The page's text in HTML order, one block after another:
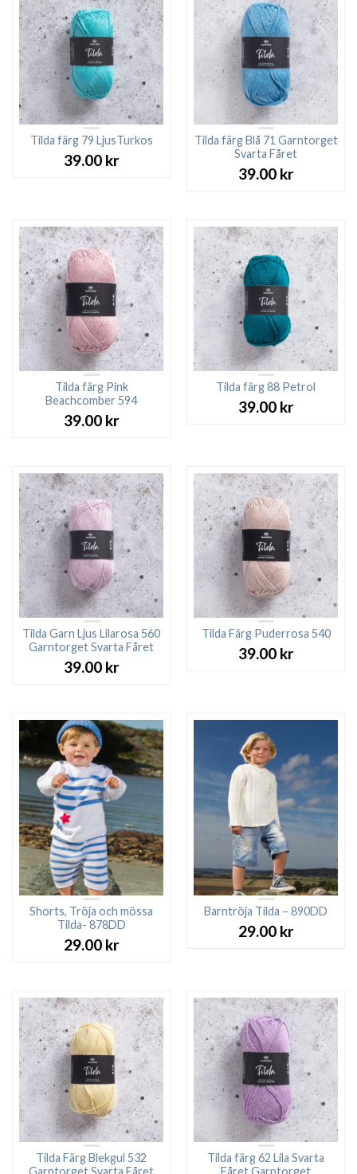
Tilda färg 79 LjusTurkos
39.00 kr
Tilda färg Blå 71 Garntorget
Svarta Fåret
39.00 kr
Tilda färg Pink
Beachcomber 594
39.00 kr
Tilda färg 88 Petrol
39.00 kr
Tilda Garn Ljus Lilarosa 560
Garntorget Svarta Fåret
39.00 kr
Tilda Färg Puderrosa 540
39.00 kr
Shorts, Tröja och mössa
Tilda- 878DD
29.00 kr
Barntröja Tilda – 890DD
29.00 kr
Tilda Färg Blekgul 532
Garntorget Svarta Fåret
Tilda färg 62 Lila Svarta
Fåret Garntorget